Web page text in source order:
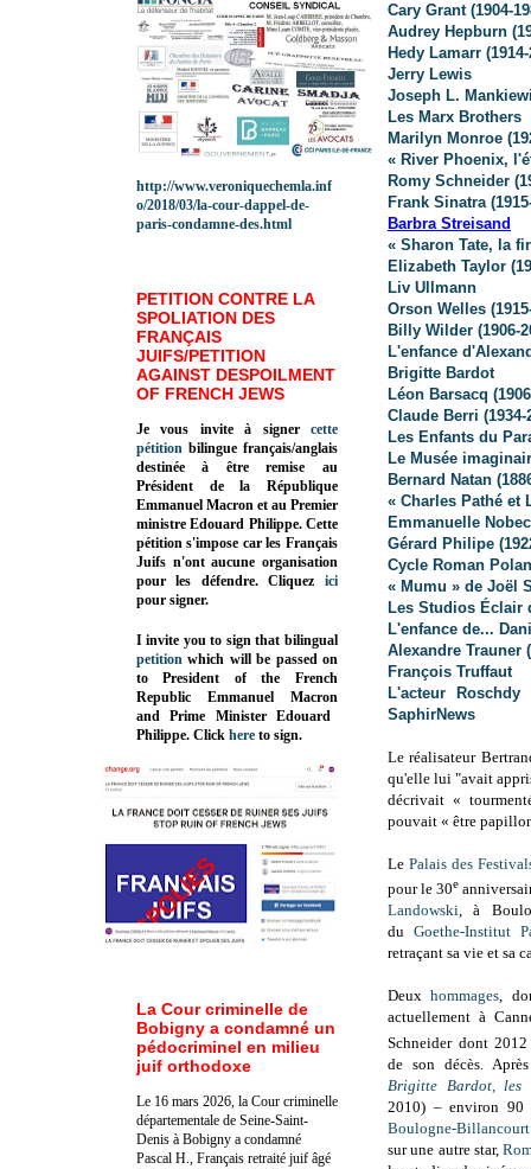
Cary Grant (1904-
Audrey Hepburn
Hedy Lamarr
Jerry Lewis
Joseph L.
Les Marx Brothers
Marilyn Monroe
« River Phoenix,
Romy Schneider
Frank Sinatra
Barbra Streisand
« Sharon Tate, la
Elizabeth Taylor
Liv Ullmann
Orson Welles
Billy Wilder (1906-
L'enfance
Brigitte Bardot
Léon Barsacq
Claude Berri (1934-
Les Enfants du
Le Musée
Bernard Natan
« Charles Pathé et
Emmanuelle
Gérard Philipe
Cycle Roman
« Mumu » de Joël
Les Studios Éclair
L'enfance de...
Alexandre Trauner
François Truffaut
L'acteur
SaphirNews
Le réalisateur
qu'elle lui "avait
décrivait «
pouvait « être
LePalais des
pour le 30e
Landowski, à
du Goethe-Institut
retraçant sa vie et sa
Deuxhommages,
actuellement à
Schneider dont
de son décès.
Brigitte Bardot, les
2010) – environ
Boulogne-Billancourt
sur une autre star,
http://www.veroniquechemla.inf
o/2018/03/la-cour-dappel-de-
paris-condamne-des.html
PETITION CONTRE LA
SPOLIATION DES
FRANÇAIS
JUIFS/PETITION
AGAINST DESPOILMENT
OF FRENCH JEWS
Je vous invite à signer cette
pétition bilingue français/anglais
destinée à être remise au
Président de la République
Emmanuel Macron et au Premier
ministre Edouard Philippe. Cette
pétition s'impose car les Français
Juifs n'ont aucune organisation
pour les défendre. Cliquez
ici
pour signer.
I invite you to sign that bilingual
petition which will be passed on
to President of the French
Republic Emmanuel Macron
and Prime MinisterEdouard
Philippe. Click here to sign.
La Cour criminelle de
Bobigny a condamné un
pédocriminel en milieu
juif orthodoxe
Le 16 mars 2026, la Cour criminelle
départementale de Seine-Saint-
Denis à Bobigny a condamné
Pascal H., Français retraité juif âgé